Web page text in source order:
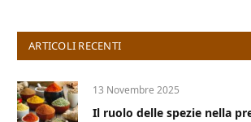
ARTICOLI RECENTI
13 Novembre 2025
Il ruolo delle spezie nella